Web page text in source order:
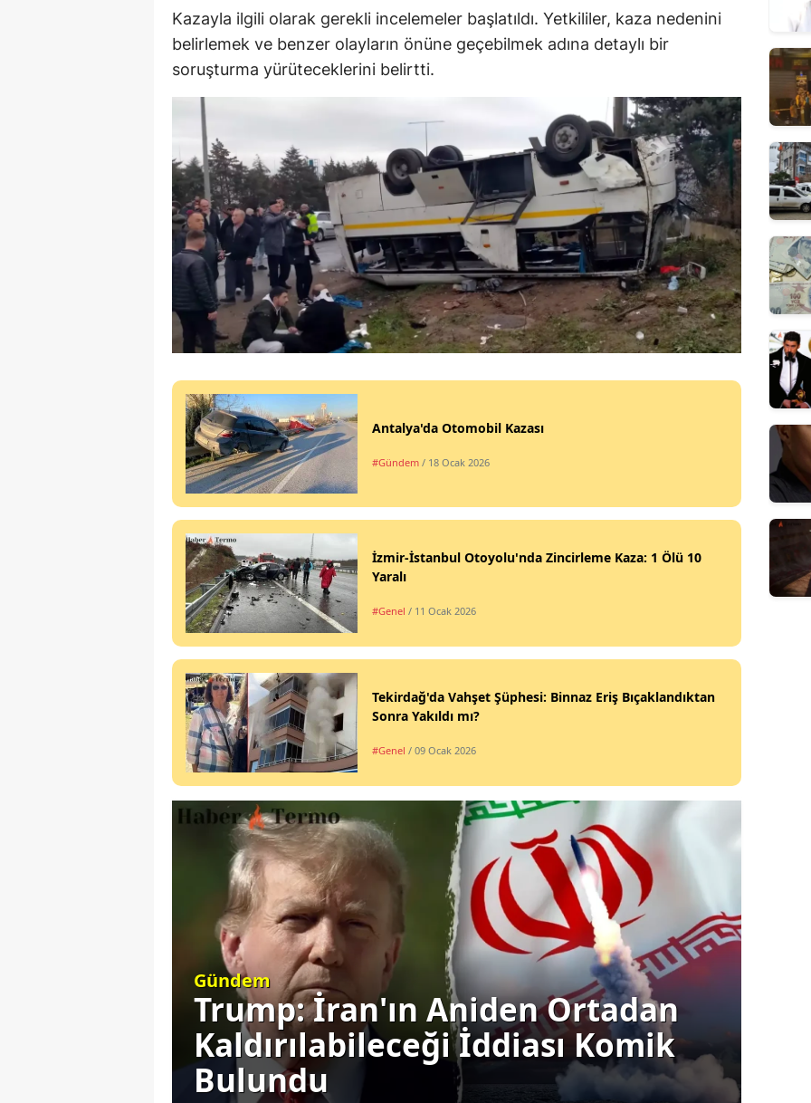
Kazayla ilgili olarak gerekli incelemeler başlatıldı. Yetkililer, kaza nedenini
belirlemek ve benzer olayların önüne geçebilmek adına detaylı bir
soruşturma yürüteceklerini belirtti.
Antalya'da Otomobil Kazası
#Gündem / 18 Ocak 2026
İzmir-İstanbul Otoyolu'nda Zincirleme Kaza: 1 Ölü 10
Yaralı
#Genel / 11 Ocak 2026
Tekirdağ'da Vahşet Şüphesi: Binnaz Eriş Bıçaklandıktan
Sonra Yakıldı mı?
#Genel / 09 Ocak 2026
Siyaset
Başkan Erdoğan: Türkiye'nin
Gündemine Erken veya Ara
Seçim Yok